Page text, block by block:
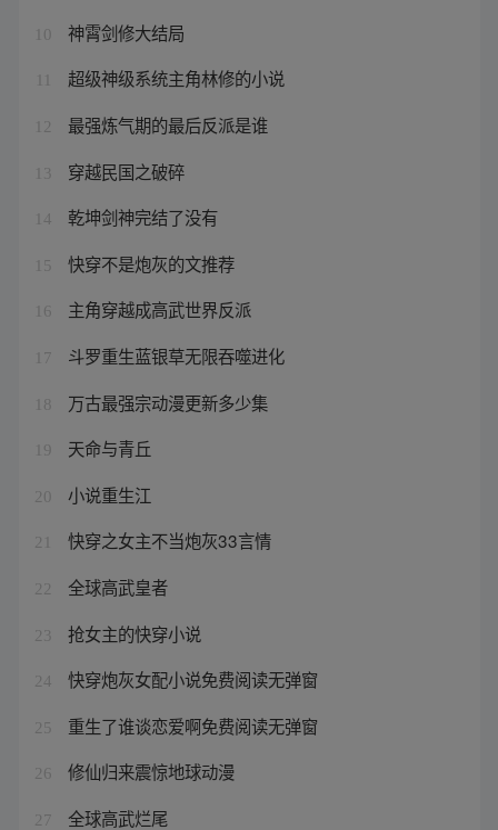
10 神霄剑修大结局
超级神级系统主角林修的小说
12 最强炼气期的最后反派是谁
13 穿越民国之破碎
14 乾坤剑神完结了没有
15 快穿不是炮灰的文推荐
16 主角穿越成高武世界反派
17 斗罗重生蓝银草无限吞噬进化
18 万古最强宗动漫更新多少集
19 天命与青丘
20 小说重生江
21 快穿之女主不当炮灰33言情
22 全球高武皇者
23 抢女主的快穿小说
24 快穿炮灰女配小说免费阅读无弹窗
25 重生了谁谈恋爱啊免费阅读无弹窗
26 修仙归来震惊地球动漫
27 全球高武烂尾